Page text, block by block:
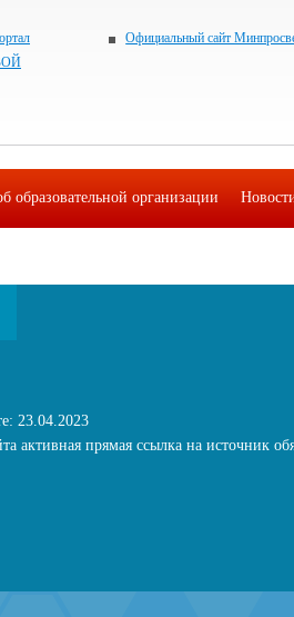
Официальный сайт
образовательной организации
23.04.2023
активная прямая ссылка на источник